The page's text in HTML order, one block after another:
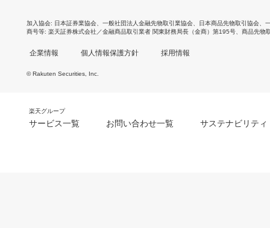
加入協会 日本証券業協会 一般社団法人金融先物取引業協会 日本商品先物取引協会
商号等 楽天証券株式会社／金融商品取引業者 関東財務局長（金商）第195号、商品先物
企業情報 個人情報保護方針 採用情報
© Rakuten Securities, Inc.
楽天グループ
サービス一覧 お問い合わせ一覧 サステナビリティ